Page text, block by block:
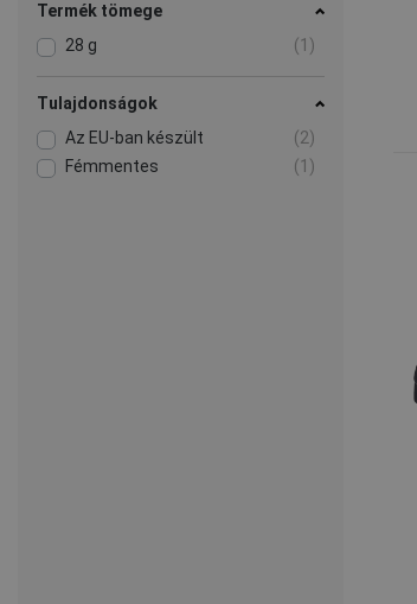
Termék tömege
28 g
(1)
Tulajdonságok
Az EU-ban készült
(2)
Fémmentes
(1)